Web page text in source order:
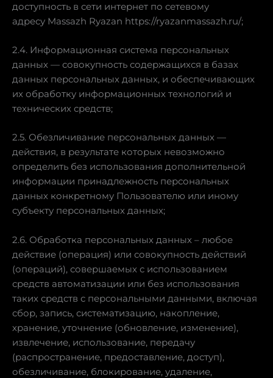
доступность в сети интернет по сетевому
адресу Massazh Ryazan https://ryazanmassazh.ru/;
2.4. Информационная система персональных
данных — совокупность содержащихся в базах
данных персональных данных, и обеспечивающих
их обработку информационных технологий и
технических средств;
2.5. Обезличивание персональных данных —
действия, в результате которых невозможно
определить без использования дополнительной
информации принадлежность персональных
данных конкретному Пользователю или иному
субъекту персональных данных;
2.6. Обработка персональных данных – любое
действие (операция) или совокупность действий
(операций), совершаемых с использованием
средств автоматизации или без использования
таких средств с персональными данными, включая
сбор, запись, систематизацию, накопление,
хранение, уточнение (обновление, изменение),
извлечение, использование, передачу
(распространение, предоставление, доступ),
обезличивание, блокирование, удаление,